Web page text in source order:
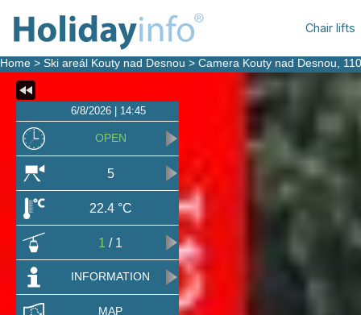
6/8/2026 | 14:45
OPEN
5
22.4 °C
1 / 1
INFORMATION
MAP
Chair lifts
Home > Ski areál Kouty nad Desnou > Camera Kouty nad Desnou ,